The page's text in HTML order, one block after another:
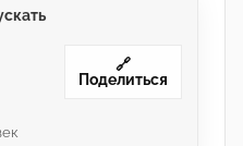
🔗
Поделиться